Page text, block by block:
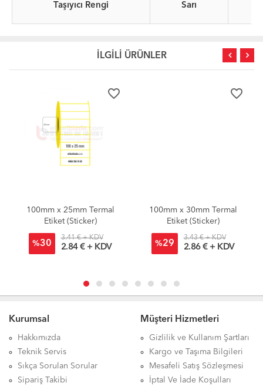
Taşıyıcı Rengi Sarı
İLGİLİ ÜRÜNLER
favorite_border
100mm x 25mm Termal
Etiket (Sticker)
%30
3.41 € + KDV
2.84 € + KDV
favorite_border
100mm x 30mm Termal
Etiket (Sticker)
%29
3.43 € + KDV
2.86 € + KDV
Kurumsal
Hakkımızda
Teknik Servis
Sıkça Sorulan Sorular
Sipariş Takibi
Müşteri Hizmetleri
Gizlilik ve Kullanım Şartları
Kargo ve Taşıma Bilgileri
Mesafeli Satış Sözleşmesi
İptal Ve İade Koşulları